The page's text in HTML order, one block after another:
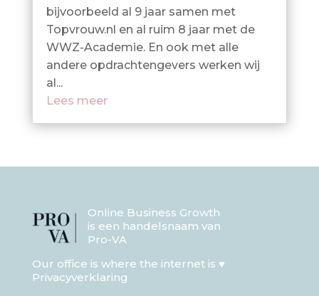
bijvoorbeeld al 9 jaar samen met
Topvrouw.nl en al ruim 8 jaar met de
WWZ-Academie. En ook met alle
andere opdrachtengevers werken wij
al...
Lees meer
Online Business Growth
is een handelsnaam van
Pro-VA
Our office is where the internet is ♥
Privacyverklaring